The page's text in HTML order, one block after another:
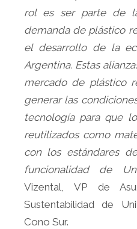
rol es ser parte de
demanda de plástico
el desarrollo de la
Argentina. Estas
mercado de plástico
generar las
tecnología para que
reutilizados como
con los estándares
funcionalidad de
Vizental, VP de
Sustentabilidad de
Cono Sur.